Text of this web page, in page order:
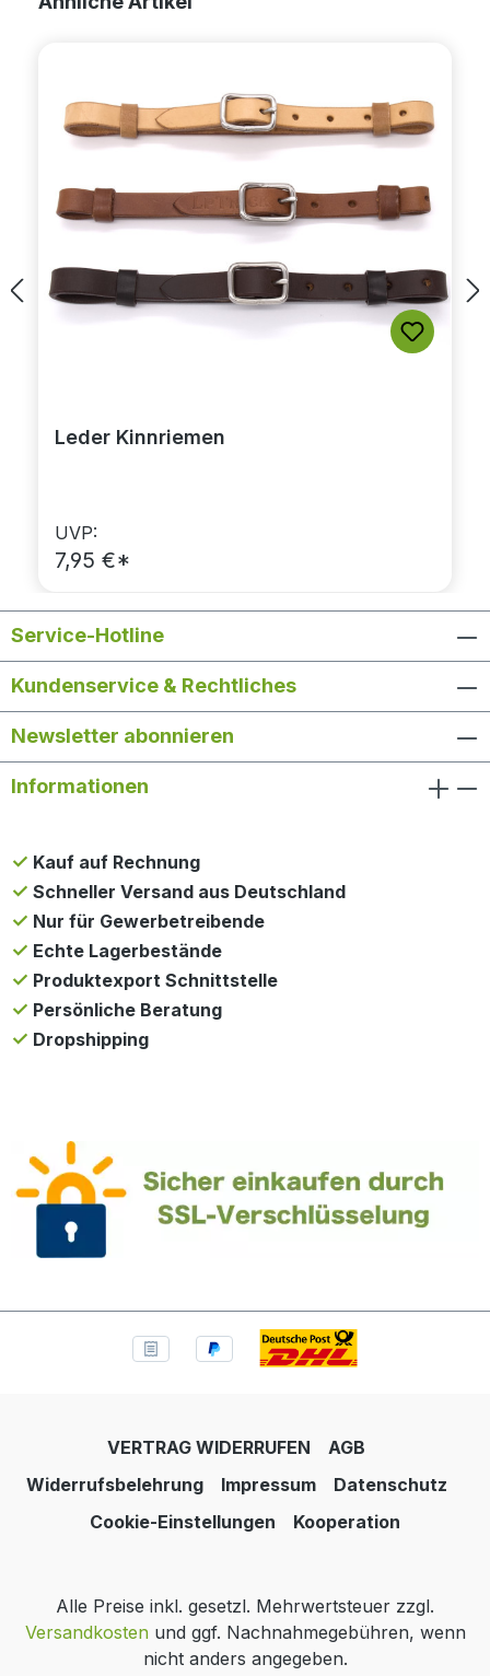
Leder Kinnriemen
UVP:
7,95 €*
Service-Hotline
Kundenservice & Rechtliches
Newsletter abonnieren
Informationen
Kauf auf Rechnung
Schneller Versand aus Deutschland
Nur für Gewerbetreibende
Echte Lagerbestände
Produktexport Schnittstelle
Persönliche Beratung
Dropshipping
VERTRAG WIDERRUFEN
AGB
Widerrufsbelehrung
Impressum
Datenschutz
Cookie-Einstellungen
Kooperation
Alle Preise inkl. gesetzl. Mehrwertsteuer zzgl.
Versandkostenund ggf. Nachnahmegebühren, wenn
nicht anders angegeben.